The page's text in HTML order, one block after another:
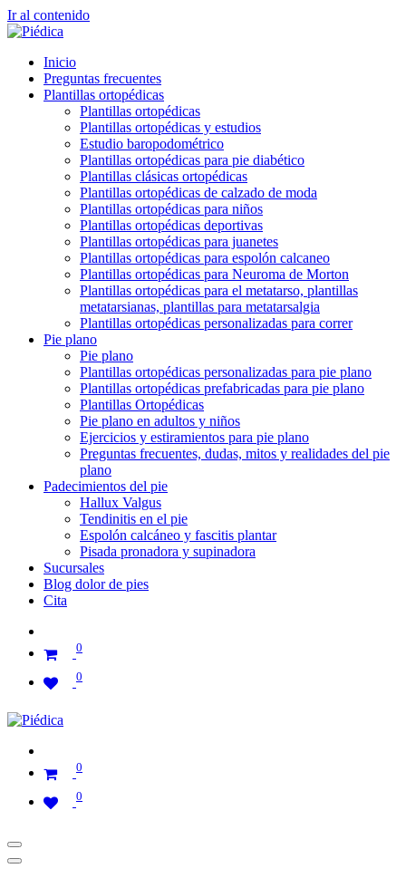
Ir al contenido
Inicio
Preguntas frecuentes
Plantillas ortopédicas
Plantillas ortopédicas
Plantillas ortopédicas y estudios
Estudio baropodométrico
Plantillas ortopédicas para pie diabético
Plantillas clásicas ortopédicas
Plantillas ortopédicas de calzado de moda
Plantillas ortopédicas para niños
Plantillas ortopédicas deportivas
Plantillas ortopédicas para juanetes
Plantillas ortopédicas para espolón calcaneo
Plantillas ortopédicas para Neuroma de Morton
Plantillas ortopédicas para el metatarso, plantillas
metatarsianas, plantillas para metatarsalgia
Plantillas ortopédicas personalizadas para correr
Pie plano
Pie plano
Plantillas ortopédicas personalizadas para pie plano
Plantillas ortopédicas prefabricadas para pie plano
Plantillas Ortopédicas
Pie plano en adultos y niños
Ejercicios y estiramientos para pie plano
Preguntas frecuentes, dudas, mitos y realidades del pie
plano
Padecimientos del pie
Hallux Valgus
Tendinitis en el pie
Espolón calcáneo y fascitis plantar
Pisada pronadora y supinadora
Sucursales
Blog dolor de pies
Cita
0
0
0
0